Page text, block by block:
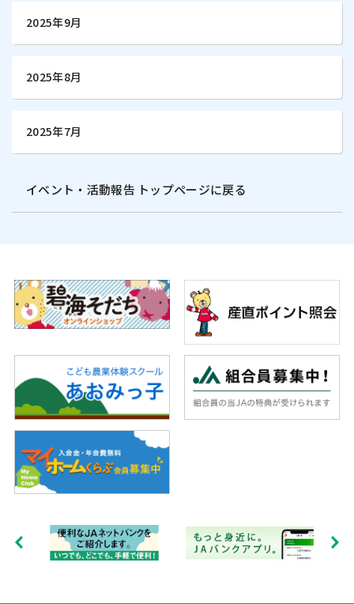
2025年9月
2025年8月
2025年7月
イベント・活動報告 トップページに戻る